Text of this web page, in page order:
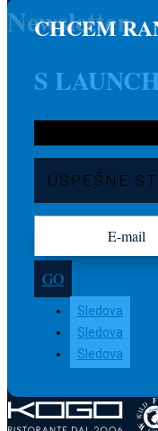
CHCEM
S
Newsletter
ÚSPEŠNE
GO
Sledova
Sledova
Sledova